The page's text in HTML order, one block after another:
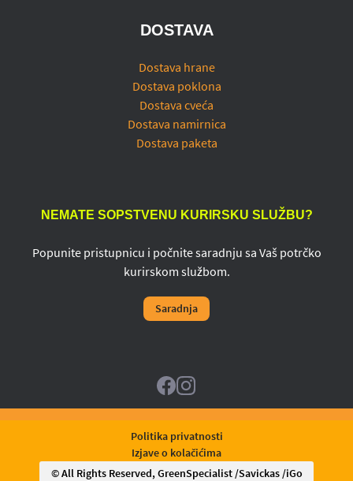
DOSTAVA
Dostava hrane
Dostava poklona
Dostava cveća
Dostava namirnica
Dostava paketa
NEMATE SOPSTVENU KURIRSKU SLUŽBU?
Popunite pristupnicu i počnite saradnju sa Vaš potrčko
kurirskom službom.
Saradnja
Politika privatnosti
Izjave o kolačićima
© All Rights Reserved,GreenSpecialist/Savickas/iGo